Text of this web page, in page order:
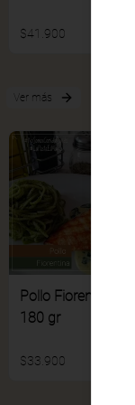
$41.900
Ver más
Pollo Fiorentina
180 gr
$33.900